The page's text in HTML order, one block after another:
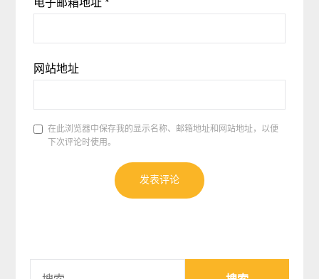
电子邮箱地址 *
网站地址
在此浏览器中保存我的显示名称、邮箱地址和网站地址，以便
下次评论时使用。